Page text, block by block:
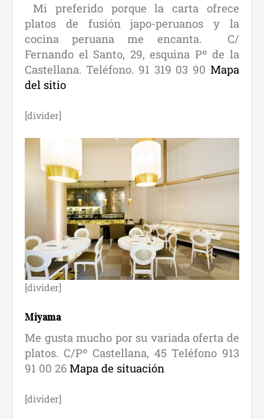
Mi preferido porque la carta ofrece
platos de fusión japo-peruanos y la
cocina peruana me encanta. C/
Fernando el Santo, 29, esquina Pº de la
Castellana. Teléfono. 91 319 03 90 Mapa
del sitio
[divider]
[divider]
Miyama
Me gusta mucho por su variada oferta de
platos. C/Pº Castellana, 45 Teléfono 913
91 00 26Mapa de situación
[divider]